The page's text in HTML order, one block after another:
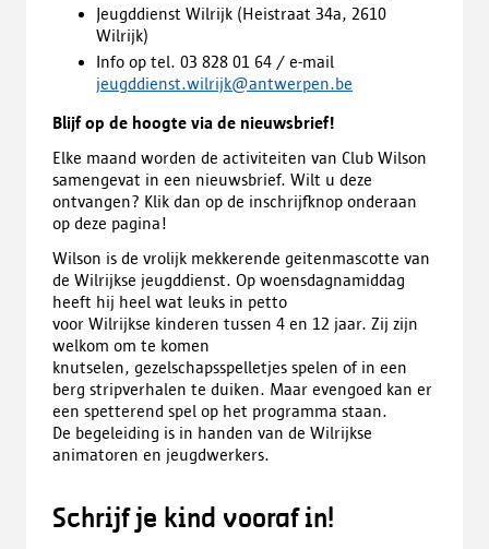
Jeugddienst Wilrijk (Heistraat 34a, 2610
Wilrijk)
Info op tel. 03 828 01 64 / e-mail
jeugddienst.wilrijk@antwerpen.be
Blijf op de hoogte via de nieuwsbrief!
Elke maand worden de activiteiten van Club Wilson
samengevat in een nieuwsbrief. Wilt u deze
ontvangen? Klik dan op de inschrijfknop onderaan
op deze pagina!
Wilson is de vrolijk mekkerende geitenmascotte van
de Wilrijkse jeugddienst. Op woensdagnamiddag
heeft hij heel wat leuks in petto
voor Wilrijkse kinderen tussen 4 en 12 jaar. Zij zijn
welkom om te komen
knutselen, gezelschapsspelletjes spelen of in een
berg stripverhalen te duiken. Maar evengoed kan er
een spetterend spel op het programma staan.
De begeleiding is in handen van de Wilrijkse
animatoren en jeugdwerkers.
Schrijf je kind vooraf in!